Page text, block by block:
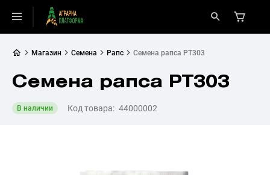
Магазин Семена Рапс Семена рапса РТ303
Семена рапса РТ303
В наличии Код товара: 44000002